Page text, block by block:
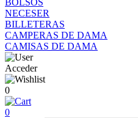
BOLSOS
NECESER
BILLETERAS
CAMPERAS DE DAMA
CAMISAS DE DAMA
Acceder
0
0